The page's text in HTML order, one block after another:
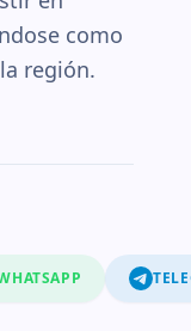
como
región.